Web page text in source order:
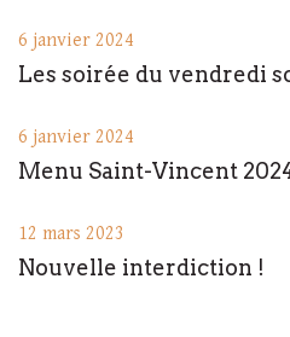
6 janvier 2024
Les soirée du vendredi
6 janvier 2024
Menu Saint-Vincent
12 mars 2023
Nouvelle interdiction !